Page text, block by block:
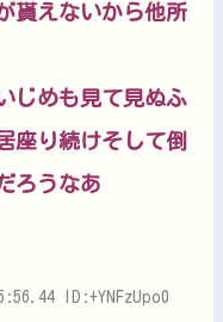
貰えないから他所
じめも見て見ぬふ
座り続けそして倒
ろうなあ
ID:+YNFzUpo0